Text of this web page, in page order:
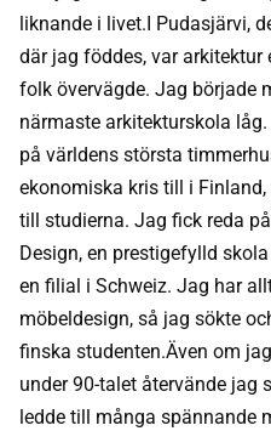
liknande i livet.I Pudasjärvi,
där jag föddes, var arkitektur
folk övervägde. Jag började
närmaste arkitekturskola
på världens största
ekonomiska kris till i
till studierna. Jag fick reda
Design, en prestigefylld
en filial i Schweiz. Jag har
möbeldesign, så jag sökte
finska studenten.Även om
under 90-talet återvände jag
ledde till många spännande